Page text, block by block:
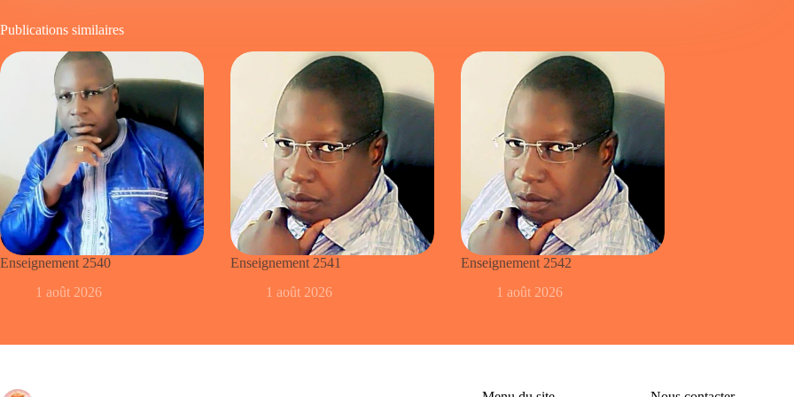
Publications similaires
Enseignement 2540
1 août 2026
Enseignement 2541
1 août 2026
Enseignement 2542
1 août 2026